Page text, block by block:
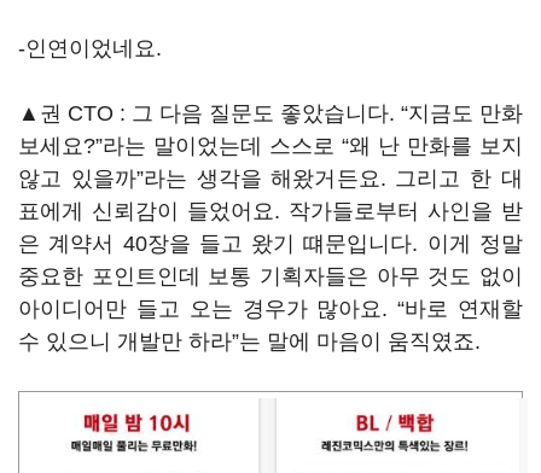
-인연이었네요.
▲권 CTO : 그 다음 질문도 좋았습니다. “지금도 만화
보세요?”라는 말이었는데 스스로 “왜 난 만화를 보지
않고 있을까”라는 생각을 해왔거든요. 그리고 한 대
표에게 신뢰감이 들었어요. 작가들로부터 사인을 받
은 계약서 40장을 들고 왔기 떄문입니다. 이게 정말
중요한 포인트인데 보통 기획자들은 아무 것도 없이
아이디어만 들고 오는 경우가 많아요. “바로 연재할
수 있으니 개발만 하라”는 말에 마음이 움직였죠.